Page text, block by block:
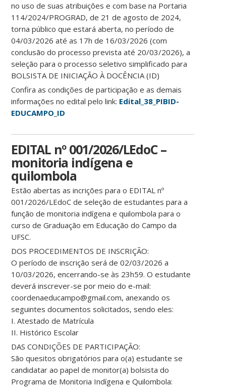
no uso de suas atribuições e com base na Portaria
114/2024/PROGRAD, de 21 de agosto de 2024,
torna público que estará aberta, no período de
04/03/2026 até as 17h de 16/03/2026 (com
conclusão do processo prevista até 20/03/2026), a
seleção para o processo seletivo simplificado para
BOLSISTA DE INICIAÇÃO À DOCÊNCIA (ID)
Confira as condições de participação e as demais
informações no edital pelo link: Edital_38_PIBID-
EDUCAMPO_ID
EDITAL nº 001/2026/LEdoC –
monitoria indígena e
quilombola
Estão abertas as incrições para o EDITAL nº
001/2026/LEdoC de seleção de estudantes para a
função de monitoria indígena e quilombola para o
curso de Graduação em Educação do Campo da
UFSC.
DOS PROCEDIMENTOS DE INSCRIÇÃO:
O período de inscrição será de 02/03/2026 a
10/03/2026, encerrando-se às 23h59. O estudante
deverá inscrever-se por meio do e-mail:
coordenaeducampo@gmail.com, anexando os
seguintes documentos solicitados, sendo eles:
I. Atestado de Matrícula
II. Histórico Escolar
DAS CONDIÇÕES DE PARTICIPAÇÃO:
São quesitos obrigatórios para o(a) estudante se
candidatar ao papel de monitor(a) bolsista do
Programa de Monitoria Indígena e Quilombola: